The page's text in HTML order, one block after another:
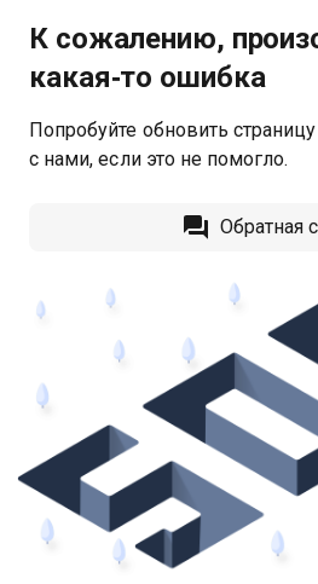
К сожалению,
какая‑то ошибка
Попробуйте обновить
с нами, если это не помогло.
Обратная